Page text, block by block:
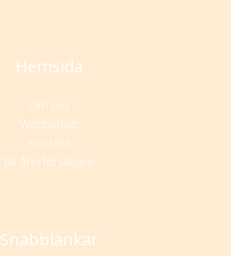
Hemsida
Om oss
Webbshop
Kontakt
Bli återförsäljare
Snabblänkar